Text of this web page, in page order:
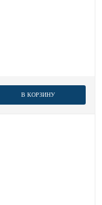
В КОРЗИНУ